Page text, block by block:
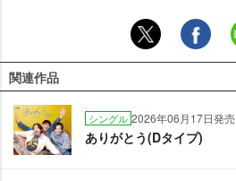
関連作品
シングル 2026年06月17日発売
ありがとう(Dタイプ)